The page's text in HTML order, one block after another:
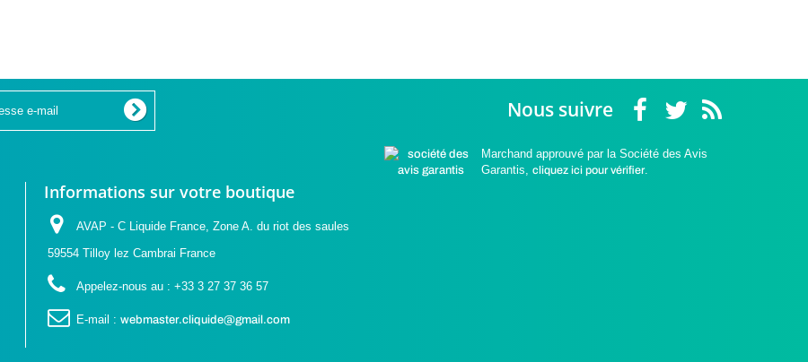
Nous suivre
Informations sur votre boutique
AVAP - C Liquide France, Zone A. du riot des saules
59554 Tilloy lez Cambrai France
Appelez-nous au : +33 3 27 37 36 57
E-mail : webmaster.cliquide@gmail.com
Marchand approuvé par la Société des Avis
Garantis, cliquez ici pour vérifier.